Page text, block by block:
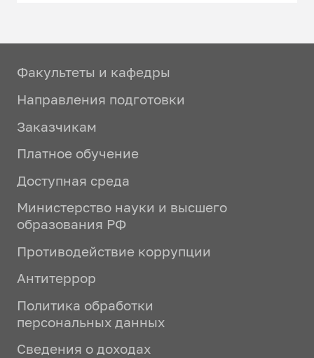
Факультеты и кафедры
Направления подготовки
Заказчикам
Платное обучение
Доступная среда
Министерство науки и высшего
образования РФ
Противодействие коррупции
Антитеррор
Политика обработки
персональных данных
Сведения о доходах